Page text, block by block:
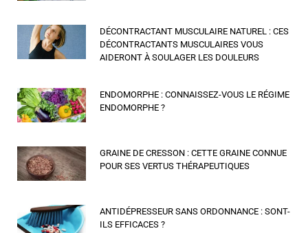
DÉCONTRACTANT MUSCULAIRE NATUREL : CES
DÉCONTRACTANTS MUSCULAIRES VOUS
AIDERONT À SOULAGER LES DOULEURS
ENDOMORPHE : CONNAISSEZ-VOUS LE RÉGIME
ENDOMORPHE ?
GRAINE DE CRESSON : CETTE GRAINE CONNUE
POUR SES VERTUS THÉRAPEUTIQUES
ANTIDÉPRESSEUR SANS ORDONNANCE : SONT-
ILS EFFICACES ?